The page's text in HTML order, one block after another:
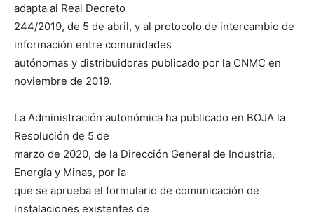
adapta al Real Decreto
244/2019, de 5 de abril, y al protocolo de intercambio de
información entre comunidades
autónomas y distribuidoras publicado por la CNMC en
noviembre de 2019.
La Administración autonómica ha publicado en BOJA la
Resolución de 5 de
marzo de 2020, de la Dirección General de Industria,
Energía y Minas, por la
que se aprueba el formulario de comunicación de
instalaciones existentes de